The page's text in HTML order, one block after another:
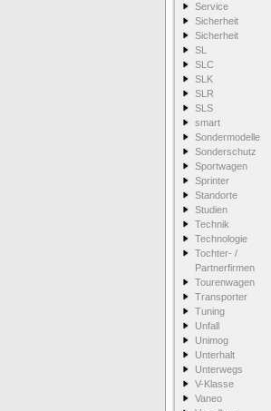
Service
Sicherheit
Sicherheit
SL
SLC
SLK
SLR
SLS
smart
Sondermodelle
Sonderschutz
Sportwagen
Sprinter
Standorte
Studien
Technik
Technologie
Tochter- /
Partnerfirmen
Tourenwagen
Transporter
Tuning
Unfall
Unimog
Unterhalt
Unterwegs
V-Klasse
Vaneo